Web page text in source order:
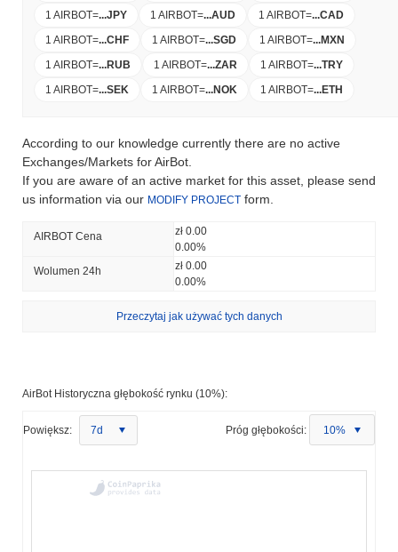
1 AIRBOT=...JPY 1 AIRBOT=...AUD 1 AIRBOT=...CAD
1 AIRBOT=...CHF 1 AIRBOT=...SGD 1 AIRBOT=...MXN
1 AIRBOT=...RUB 1 AIRBOT=...ZAR 1 AIRBOT=...TRY
1 AIRBOT=...SEK 1 AIRBOT=...NOK 1 AIRBOT=...ETH
According to our knowledge currently there are no active
Exchanges/Markets for AirBot.
If you are aware of an active market for this asset, please send
us information via our MODIFY PROJECT form.
AIRBOT Cena
zł 0.00
0.00%
Wolumen 24h
zł 0.00
0.00%
Przeczytaj jak używać tych danych
AirBot Historyczna głębokość rynku (10%):
Powiększ: 7d Próg głębokości: 10%